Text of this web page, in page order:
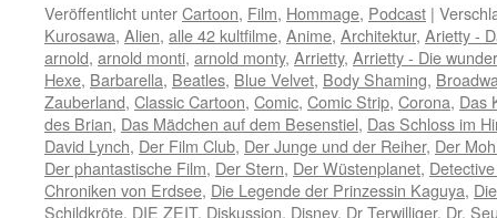
Veröffentlicht unterCartoon, Film, Hommage, Podcast |
Kurosawa, Alien, alle 42 kultfilme, Anime, Architektur, Arietty -
arnold, arnold monti, arnold monty, Arrietty, Arrietty - Die
Hexe, Barbarella, Beatles, Blue Velvet, Body Shaming,
Zauberland, Classic Cartoon, Comic, Comic Strip, Corona, Das
des Brian, Das Mädchen auf dem Besenstiel, Das Schloss im
David Lynch, Der Film Club, Der Junge und der Reiher, Der
Der phantastische Film, Der Stern, Der Wüstenplanet,
Chroniken von Erdsee, Die Legende der Prinzessin Kaguya,
Schildkröte, DIE ZEIT, Diskussion, Disney, Dr Terwilliger, Dr.